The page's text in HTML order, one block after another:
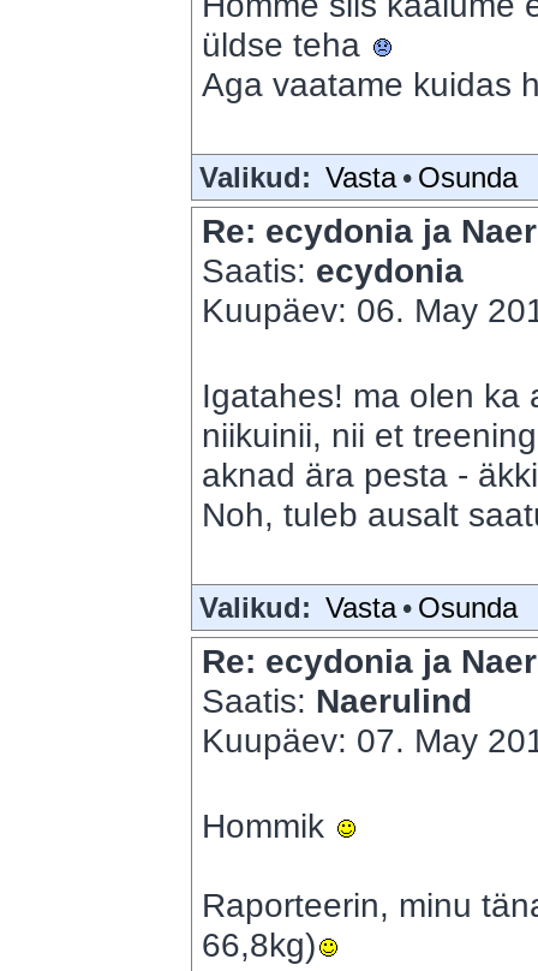
üldse teha
Aga vaatame kuidas
Valikud: Vasta • Osunda
Re: ecydonia ja
Saatis: ecydonia
Kuupäev: 06. May
Igatahes! ma olen ka
niikuinii, nii et
aknad ära pesta -
Noh, tuleb ausalt
Valikud: Vasta • Osunda
Re: ecydonia ja
Saatis: Naerulind
Kuupäev: 07. May
Hommik
Raporteerin, minu
66,8kg)